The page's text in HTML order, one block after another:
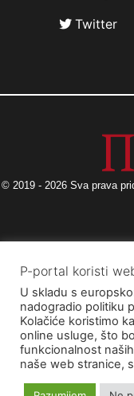
Twitter
© 2019 - 2026 Sva prava
Izneseni stavovi i
službena stajališta
Agencije za elektroničke
unija i Europska
Ministarstvo kulture i
P-portal koristi
U skladu s
nadogradio politiku
Kolačiće koristimo
online usluge, što
funkcionalnost
naše web stranice,